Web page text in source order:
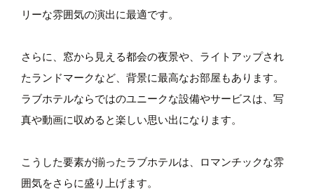
リーな雰囲気の演出に最適です。
さらに、窓から見える都会の夜景や、ライトアップされ
たランドマークなど、背景に最高なお部屋もあります。
ラブホテルならではのユニークな設備やサービスは、写
真や動画に収めると楽しい思い出になります。
こうした要素が揃ったラブホテルは、ロマンチックな雰
囲気をさらに盛り上げます。